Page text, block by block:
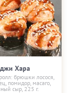
Хара
брюшки лосося,
помидор, масаго,
сыр, 225 г.